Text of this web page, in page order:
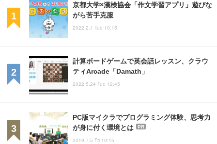
京都大学×漢検協会「作文学習アプリ」遊びな
がら苦手克服
2022.2.1 Tue 10:15
計算ボードゲームで英会話レッスン、クラウ
ティArcade「Damath」
2022.5.24 Tue 12:45
PC版マイクラでプログラミング体験、思考力
が身に付く環境とは
PR
2019.7.5 Fri 10:15